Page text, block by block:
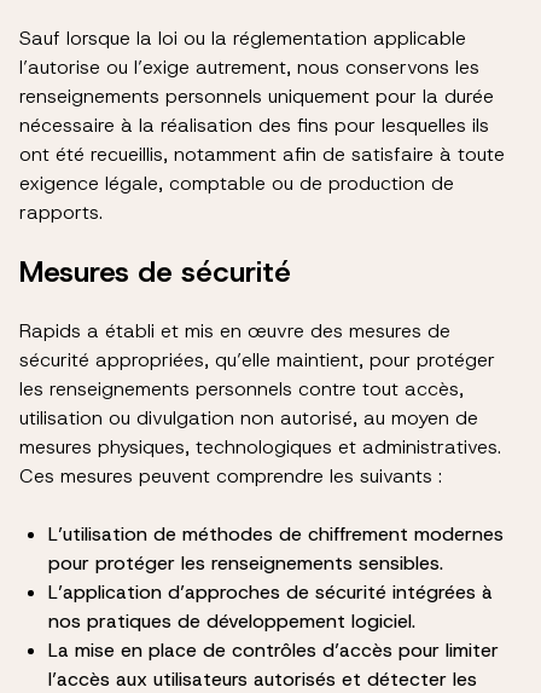
Sauf lorsque la loi ou la réglementation applicable
l’autorise ou l’exige autrement, nous conservons les
renseignements personnels uniquement pour la durée
nécessaire à la réalisation des fins pour lesquelles ils
ont été recueillis, notamment afin de satisfaire à toute
exigence légale, comptable ou de production de
rapports.
Mesures de sécurité
Rapids a établi et mis en œuvre des mesures de
sécurité appropriées, qu’elle maintient, pour protéger
les renseignements personnels contre tout accès,
utilisation ou divulgation non autorisé, au moyen de
mesures physiques, technologiques et administratives.
Ces mesures peuvent comprendre les suivants :
L’utilisation de méthodes de chiffrement modernes
pour protéger les renseignements sensibles.
L’application d’approches de sécurité intégrées à
nos pratiques de développement logiciel.
La mise en place de contrôles d’accès pour limiter
l’accès aux utilisateurs autorisés et détecter les